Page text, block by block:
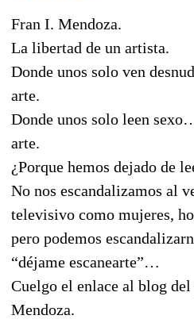
Fran I. Mendoza.
La libertad de un artista.
Donde unos solo ven
arte.
Donde unos solo leen
arte.
¿Porque hemos dejado de
No nos escandalizamos al
televisivo como mujeres,
pero podemos
“déjame escanearte”…
Cuelgo el enlace al blog
Mendoza.